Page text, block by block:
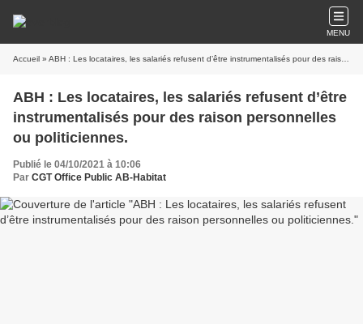
MENU
Accueil » ABH : Les locataires, les salariés refusent d’être instrumentalisés pour des raison personnelles ou politiciennes.
ABH : Les locataires, les salariés refusent d’être
instrumentalisés pour des raison personnelles
ou politiciennes.
Publié le 04/10/2021 à 10:06
Par CGT Office Public AB-Habitat